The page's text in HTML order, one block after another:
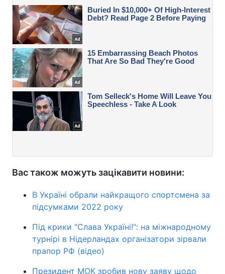
Вас також можуть зацікавити новини:
В Україні обрали найкращого спортсмена за
підсумками 2022 року
Під крики "Слава Україні!": на міжнародному
турнірі в Нідерландах організатори зірвали
прапор РФ (відео)
Президент МОК зробив нову заяву щодо